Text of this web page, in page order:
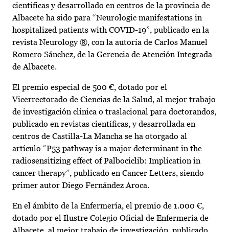
científicas y desarrollado en centros de la provincia de
Albacete ha sido para “Neurologic manifestations in
hospitalized patients with COVID-19”, publicado en la
revista Neurology ®, con la autoría de Carlos Manuel
Romero Sánchez, de la Gerencia de Atención Integrada
de Albacete.
El premio especial de 500 €, dotado por el
Vicerrectorado de Ciencias de la Salud, al mejor trabajo
de investigación clinica o traslacional para doctorandos,
publicado en revistas científicas, y desarrollada en
centros de Castilla-La Mancha se ha otorgado al
artículo “P53 pathway is a major determinant in the
radiosensitizing effect of Palbociclib: Implication in
cancer therapy”, publicado en Cancer Letters, siendo
primer autor Diego Fernández Aroca.
En el ámbito de la Enfermería, el premio de 1.000 €,
dotado por el Ilustre Colegio Oficial de Enfermería de